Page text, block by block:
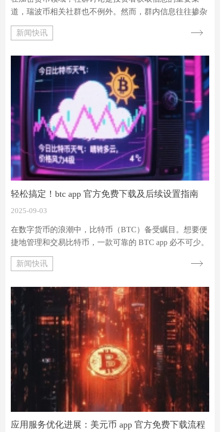
道，瑞波币相关社群也不例外。然而，群内信息往往掺杂
着各种偏差，若不加以辨别，很容易误导投资者决策。以
下将详细分析群内信息常见的偏差类型，并探讨如何理性
新闻快讯
轻松搞定！btc app 官方免费下载及后续设置指南
2025-09-03
在数字货币的浪潮中，比特币（BTC）备受瞩目。想要便
捷地管理和交易比特币，一款可靠的 BTC app 必不可少。
下面就为大家详细介绍 BTC app 官方免费下载及后续设置
的方法。
新闻快讯
应用服务优化进展：美元币 app 官方免费下载流程